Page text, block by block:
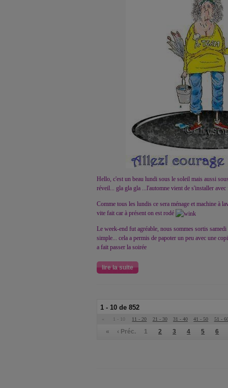
Hello, c'est un beau lundi sous le soleil mais aussi
réveil... gla gla gla ...l'automne vient de s'installer
Comme tous les lundis ce sera ménage et machine à
vite fait car à présent on est rodé
Le week-end fut agréable, nous sommes sortis
simple... cela a permis de papoter un peu avec une
a fait passer la soirée
lire la suite
1 - 10 de 852
« 1 - 10 11 - 20 21 - 30 31 - 40 41 - 50 51 -
« ‹ Préc. 1 2 3 4 5 6